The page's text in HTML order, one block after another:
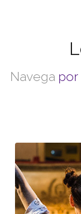
Navega por